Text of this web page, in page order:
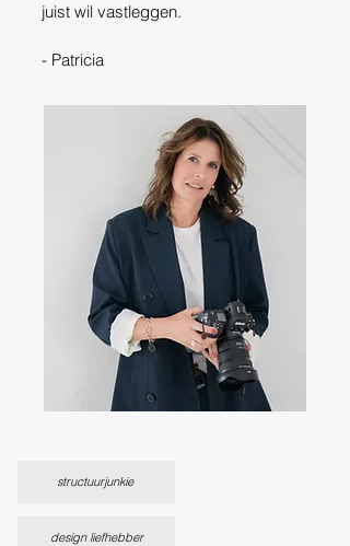
juist wil vastleggen.
- Patricia
structuurjunkie
design liefhebber